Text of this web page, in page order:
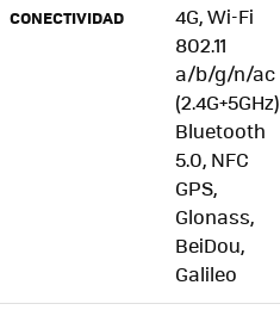
CONECTIVIDAD
4G, Wi-Fi
802.11
a/b/g/n/ac
(2.4G+5GHz)
Bluetooth
5.0, NFC
GPS,
Glonass,
BeiDou,
Galileo